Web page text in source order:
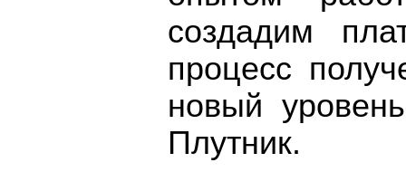
создадим
процесс
новый
Плутник.